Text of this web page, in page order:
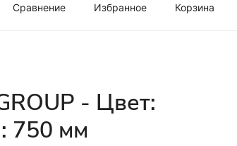
Сравнение Избранное Корзина
- Цвет:
750 мм